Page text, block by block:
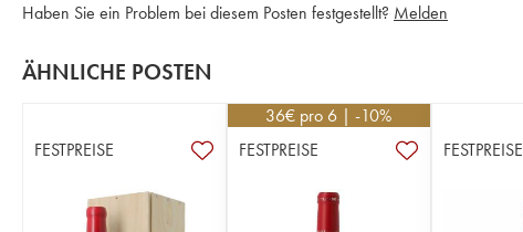
Haben Sie ein Problem bei diesem Posten festgestellt? Melden
ÄHNLICHE POSTEN
FESTPREISE
36€ pro 6 | -10%
FESTPREISE
FESTPREISE